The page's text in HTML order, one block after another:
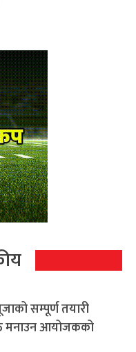
सम्पूर्ण तयारी
मनाउन आयोजकको